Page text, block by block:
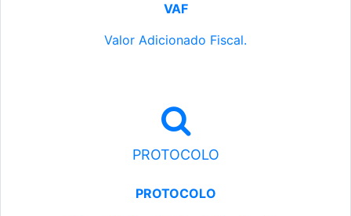
VAF
Valor Adicionado Fiscal.
PROTOCOLO
PROTOCOLO